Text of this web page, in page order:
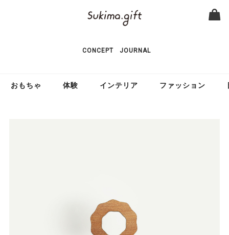
CONCEPT JOURNAL
おもちゃ 体験 インテリア ファッション